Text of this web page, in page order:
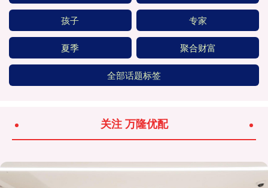
孩子 专家
夏季 聚合财富
全部话题标签
关注 万隆优配